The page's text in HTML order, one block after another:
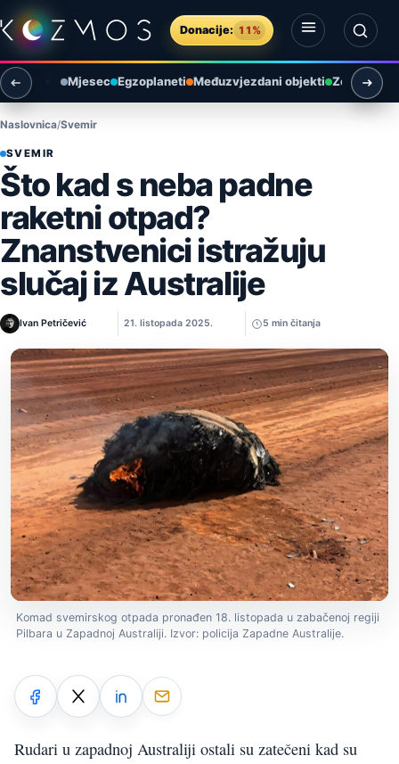
Preskoči na sadržaj
Donacije: 11%
Otvori izbornik
Otvori pretragu
Mjesec Egzoplaneti Međuzvjezdani objekti Zemlja i
Naslovnica Svemir
SVEMIR
Što kad s neba padne
raketni otpad?
Znanstvenici istražuju
slučaj iz Australije
Ivan Petričević 21. listopada 2025. 5 min čitanja
Komad svemirskog otpada pronađen 18. listopada u zabačenoj regiji
Pilbara u Zapadnoj Australiji. Izvor: policija Zapadne Australije.
Rudari u zapadnoj Australiji ostali su zatečeni kad su